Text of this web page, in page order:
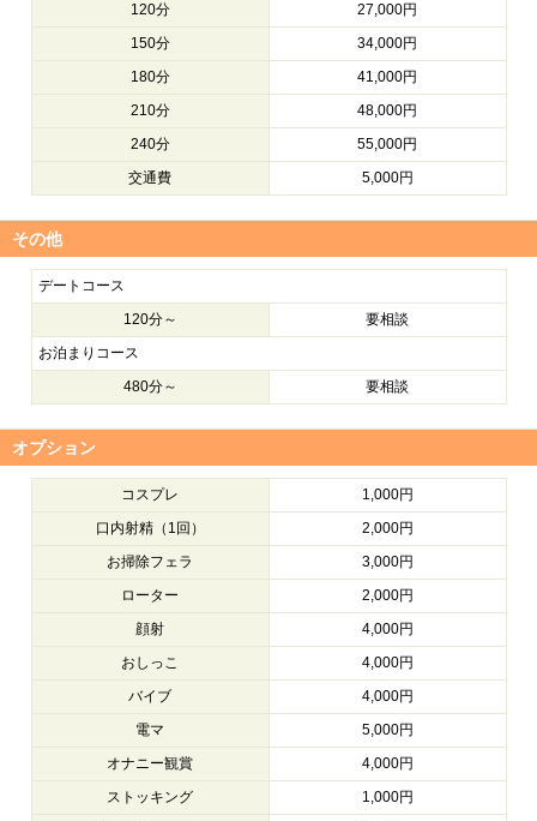
120分
27,000円
150分
34,000円
180分
41,000円
210分
48,000円
240分
55,000円
交通費
5,000円
その他
デートコース
120分～
要相談
お泊まりコース
480分～
要相談
オプション
コスプレ
1,000円
口内射精（1回）
2,000円
お掃除フェラ
3,000円
ローター
2,000円
顔射
4,000円
おしっこ
4,000円
バイブ
4,000円
電マ
5,000円
オナニー観賞
4,000円
ストッキング
1,000円